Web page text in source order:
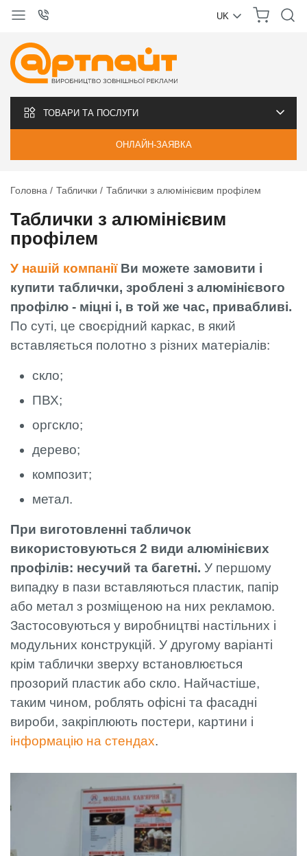
UK
ТОВАРИ ТА ПОСЛУГИ
ОНЛАЙН-ЗАЯВКА
Головна Таблички Таблички з алюмінієвим профілем
Таблички з алюмінієвим
профілем
У нашій компаніїВи можете замовити і
купити таблички, зроблені з алюмінієвого
профілю - міцні і, в той же час, привабливі.
По суті, це своєрідний каркас, в який
вставляється полотно з різних матеріалів:
скло;
ПВХ;
оргскло;
дерево;
композит;
метал.
При виготовленні табличок
використовуються 2 види алюмінієвих
профілів: несучий та багетні. У першому
випадку в пази вставляються пластик, папір
або метал з розміщеною на них рекламою.
Застосовуються у виробництві настільних і
модульних конструкцій. У другому варіанті
крім таблички зверху встановлюється
прозорий пластик або скло. Найчастіше,
таким чином, роблять офісні та фасадні
вироби, закріплюють постери, картини і
інформацію на стендах.